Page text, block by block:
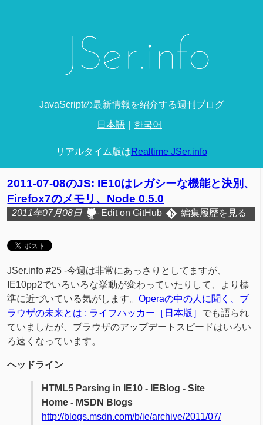
JavaScriptの最新情報を紹介する週刊ブログ
日本語 한국어
リアルタイム版はRealtime JSer.info
2011-07-08のJS: IE10はレガシーな機能と決別、
Firefox7のメモリ、Node 0.5.0
2011年07月08日 Edit on GitHub 編集履歴を見る
JSer.info #25 -今週は非常にあっさりとしてますが、
IE10pp2でいろいろな挙動が変わっていたりして、より標
準に近づいている気がします。Operaの中の人に聞く、ブ
ラウザの未来とは : ライフハッカー［日本版］ でも語られ
ていましたが、ブラウザのアップデートスピードはいろい
ろ速くなっています。
ヘッドライン
HTML5 Parsing in IE10 - IEBlog - Site
Home - MSDN Blogs
http://blogs.msdn.com/b/ie/archive/2011/07/